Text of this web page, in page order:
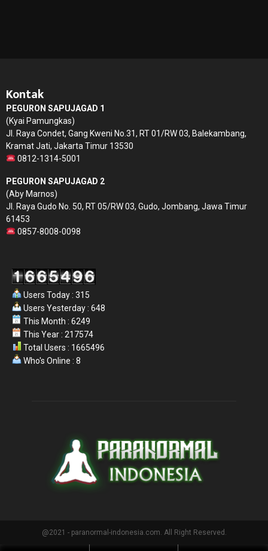
Kontak
PEGURON SAPUJAGAD 1
(Kyai Pamungkas)
Jl. Raya Condet, Gang Kweni No.31, RT 01/RW 03, Balekambang,
Kramat Jati, Jakarta Timur 13530
0812-1314-5001
PEGURON SAPUJAGAD 2
(Aby Marnos)
Jl. Raya Gudo No. 50, RT 05/RW 03, Gudo, Jombang, Jawa Timur
61453
0857-8008-0098
Users Today : 315
Users Yesterday : 648
This Month : 6249
This Year : 217574
Total Users : 1665496
Who's Online : 8
@2021 - paranormal-indonesia.com. All Right Reserved.